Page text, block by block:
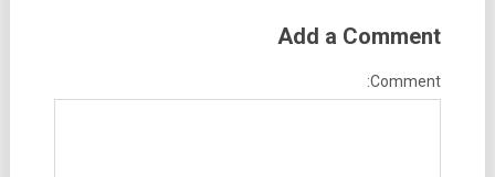
Add a Comment
Comment: